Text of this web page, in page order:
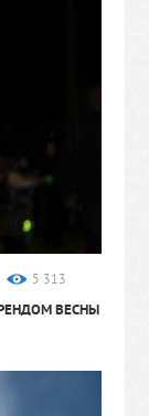
5 313
ВЕСНЫ